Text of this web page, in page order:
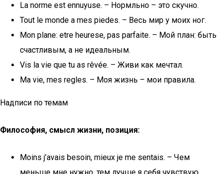
La norme est ennuyuse. – Нормльно – это скучно.
Tout le monde a mes piedes. – Весь мир у моих ног.
Mon plane: etre heurese, pas parfaite. – Мой план: быть
счастливым, а не идеальным.
Vis la vie que tu as rêvée. – Живи как мечтал.
Ma vie, mes regles. – Моя жизнь – мои правила.
Надписи по темам
Философия, смысл жизни, позиция:
Moins j’avais besoin, mieux je me sentais. – Чем